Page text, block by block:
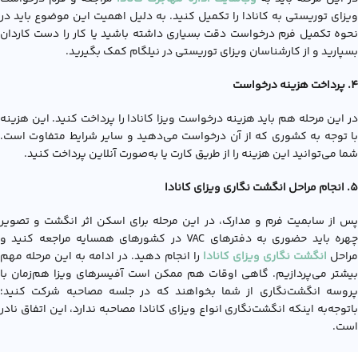
ویزای توریستی به کانادا را تکمیل کنید. به دلیل اهمیت این موضوع باید در
نحوه تکمیل فرم درخواست دقت بسیاری داشته باشید یا کار را دست کاردان
بسپارید و از کارشناسان ویزای توریستی در نیلگام کمک بگیرید.
4. پرداخت هزینه درخواست
در این مرحله هم باید هزینه درخواست ویزا کانادا را پرداخت کنید. این هزینه
با توجه‌ به کشوری که از آن درخواست می‌دهید و سایر شرایط متفاوت است.
شما می‌توانید این هزینه را از طریق کارت یا به‌صورت آنلاین پرداخت کنید.
5. انجام مراحل انگشت نگاری ویزای کانادا
پس از سابمیت فرم و مدارک، در این مرحله برای اسکن اثر انگشت و تصویر
چهره باید حضوری به دفترهای VAC در کشورهای همسایه مراجعه کنید و
مراحل انگشت نگاری ویزای کانادا را انجام دهید. در ادامه به این مرحله مهم
بیشتر می‌پردازیم. گاهی اوقات هم ممکن است آفیسرهای ویزا هم‌زمان با
پروسه انگشت‌نگاری از شما بخواهند که در جلسه مصاحبه شرکت کنید؛
باتوجه‌به اینکه انگشت‌نگاری انواع ویزای کانادا مصاحبه ندارد، این اتفاق نادر
است.